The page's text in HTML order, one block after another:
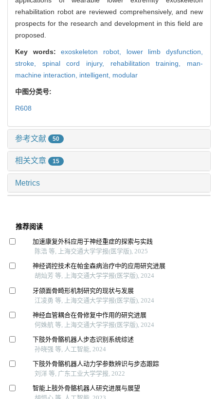
rehabilitation robot are reviewed comprehensively, and new
prospects for the research and development in this field are
proposed.
Key words:exoskeleton robot, lower limb dysfunction,
stroke, spinal cord injury, rehabilitation training, man-
machine interaction, intelligent, modular
中图分类号:
R608
参考文献 50
相关文章 15
Metrics
推荐阅读
加速康复外科应用于神经重症的探索与实践
陈浩 等, 上海交通大学学报(医学版), 2025
神经调控技术在帕金森病治疗中的应用研究进展
胡灿芳 等, 上海交通大学学报(医学版), 2024
牙颌面骨畸形机制研究的现状与发展
江凌勇 等, 上海交通大学学报(医学版), 2024
神经血管耦合在骨修复中作用的研究进展
何姝航 等, 上海交通大学学报(医学版), 2024
下肢外骨骼机器人步态识别系统综述
孙晓强 等, 人工智能, 2024
下肢外骨骼机器人动力学参数辨识与步态跟踪
刘洋 等, 广东工业大学学报, 2022
智能上肢外骨骼机器人研究进展与展望